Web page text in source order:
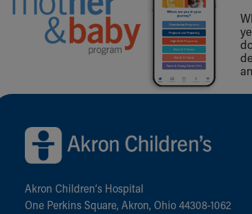
Back to top of page
Akron Children‘s Hospital
One Perkins Square, Akron, Ohio 44308-1062